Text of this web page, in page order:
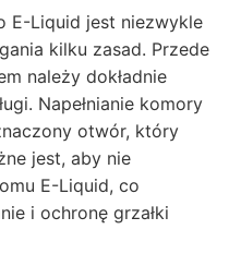
E-Liquid jest niezwykle
kilku zasad. Przede
należy dokładnie
Napełnianie komory
otwór, który
jest, aby nie
E-Liquid, co
i ochronę grzałki